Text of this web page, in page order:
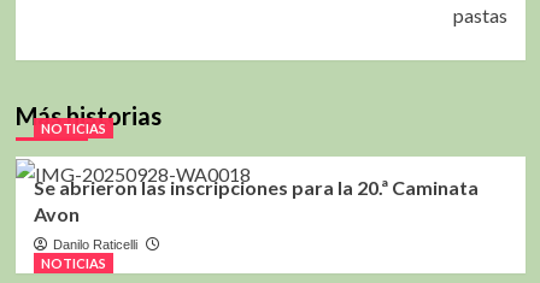
pastas
Más historias
NOTICIAS
Se abrieron las inscripciones para la 20.ª Caminata
Avon
Danilo Raticelli
NOTICIAS